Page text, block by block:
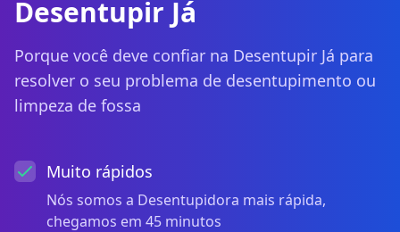
Desentupir Já
Porque você deve confiar na Desentupir Já para
resolver o seu problema de desentupimento ou
limpeza de fossa
Muito rápidos
Nós somos a Desentupidora mais rápida,
chegamos em 45 minutos